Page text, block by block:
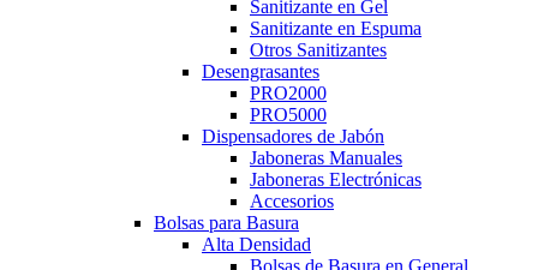
Sanitizante en Gel
Sanitizante en Espuma
Otros Sanitizantes
Desengrasantes
PRO2000
PRO5000
Dispensadores de Jabón
Jaboneras Manuales
Jaboneras Electrónicas
Accesorios
Bolsas para Basura
Alta Densidad
Bolsas de Basura en General